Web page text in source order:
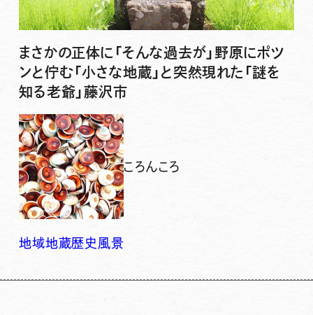
まさかの正体に「そんな過去が」野原にポツ
ンと佇む「小さな地蔵」と突然現れた「謎を
知る老爺」藤沢市
ころんころ
地域地蔵歴史 風景